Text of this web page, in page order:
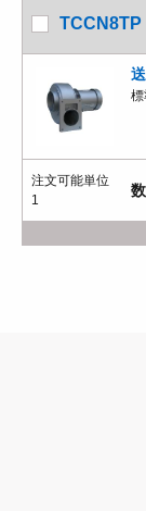
TCCN8TP
標
注文可能単位
1